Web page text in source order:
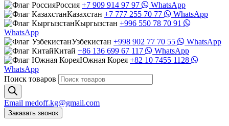
Россия +7 909 914 97 97
WhatsApp
Казахстан +7 777 255 70 77
WhatsApp
Кыргызстан +996 550 78 70 91
WhatsApp
Узбекистан +998 902 77 70 55
WhatsApp
Китай +86 136 699 67 117
WhatsApp
Южная Корея +82 10 7455 1128
WhatsApp
Поиск товаров
Email medoff.kg@gmail.com
Заказать звонок